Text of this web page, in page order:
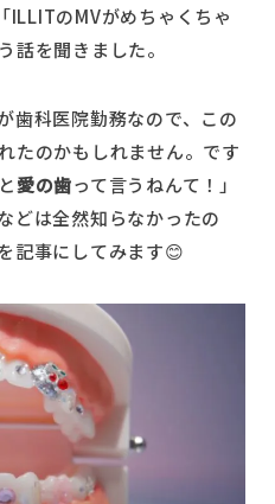
ILLITのMVがめちゃくちゃ
を聞きました。
歯科医院勤務なので、この
たのかもしれません。です
愛の歯って言うねんて！」
どは全然知らなかったの
記事にしてみます😊